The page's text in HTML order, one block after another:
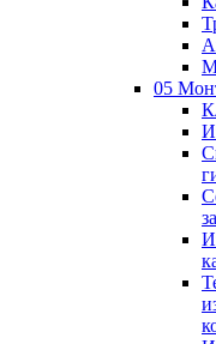
05